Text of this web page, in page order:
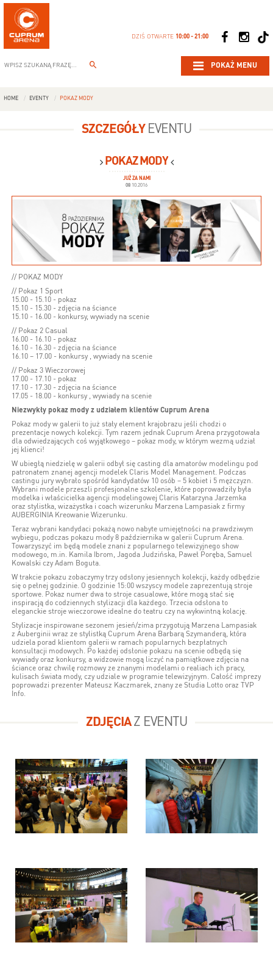
DZIŚ OTWARTE 10:00 - 21:00
POKAŻ MENU
HOME EVENTY POKAZ MODY
SZCZEGÓŁYEVENTU
POKAZ MODY
JUŻ ZA NAMI
08 10.2016
// POKAZ MODY
// Pokaz 1 Sport
15.00 - 15.10 - pokaz
15.10 - 15.30 - zdjęcia na ściance
15.10 - 16.00 - konkursy, wywiady na scenie
// Pokaz 2 Casual
16.00 - 16.10 - pokaz
16.10 - 16.30 - zdjęcia na ściance
16.10 – 17.00 - konkursy , wywiady na scenie
// Pokaz 3 Wieczorowej
17.00 - 17.10 - pokaz
17.10 - 17.30 - zdjęcia na ściance
17.05 - 18.00 - konkursy , wywiady na scenie
Niezwykły pokaz mody z udziałem klientów Cuprum Arena
Pokaz mody w galerii to już stały element krajobrazu jeśli chodzi o
prezentacje nowych kolekcji. Tym razem jednak Cuprum Arena przygotowała
dla odwiedzających coś wyjątkowego – pokaz mody, w którym wezmą udział
jej klienci!
W ubiegłą niedzielę w galerii odbył się casting dla amatorów modelingu pod
patronatem znanej agencji modelek Claris Model Management. Podczas
castingu jury wybrało spośród kandydatów 10 osób – 5 kobiet i 5 mężczyzn.
Wybrani modele przeszli profesjonalne szkolenie, które poprowadziły była
modelka i właścicielka agencji modelingowej Claris Katarzyna Jarzemka
oraz stylistka, wizażystka i coach wizerunku Marzena Lampasiak z firmy
AUBERGINIA Kreowanie Wizerunku.
Teraz wybrani kandydaci pokażą nowo nabyte umiejętności na prawdziwym
wybiegu, podczas pokazu mody 8 października w galerii Cuprum Arena.
Towarzyszyć im będą modele znani z popularnego telewizyjnego show
modowego, m.in. Kamila Ibrom, Jagoda Judzińska, Paweł Poręba, Samuel
Kowalski czy Adam Boguta.
W trakcie pokazu zobaczymy trzy odsłony jesiennych kolekcji, każdy odbędzie
się o pełnej godzinie. O godzinie 15:00 wszyscy modele zaprezentują stroje
sportowe. Pokaz numer dwa to stroje casualowe, które mogą stać się
inspiracją do codziennych stylizacji dla każdego. Trzecia odsłona to
eleganckie stroje wieczorowe idealne do teatru czy na wykwintną kolację.
Stylizacje inspirowane sezonem jesień/zima przygotują Marzena Lampasiak
z Auberginii wraz ze stylistką Cuprum Arena Barbarą Szymanderą, która
udziela porad klientom galerii w ramach popularnych bezpłatnych
konsultacji modowych. Po każdej odsłonie pokazu na scenie odbędą się
wywiady oraz konkursy, a widzowie mogą liczyć na pamiątkowe zdjęcia na
ściance oraz chwilę rozmowy ze znanymi modelami o realiach ich pracy,
kulisach świata mody, czy udziale w programie telewizyjnym. Całość imprezy
poprowadzi prezenter Mateusz Kaczmarek, znany ze Studia Lotto oraz TVP
Info.
ZDJĘCIAZ EVENTU